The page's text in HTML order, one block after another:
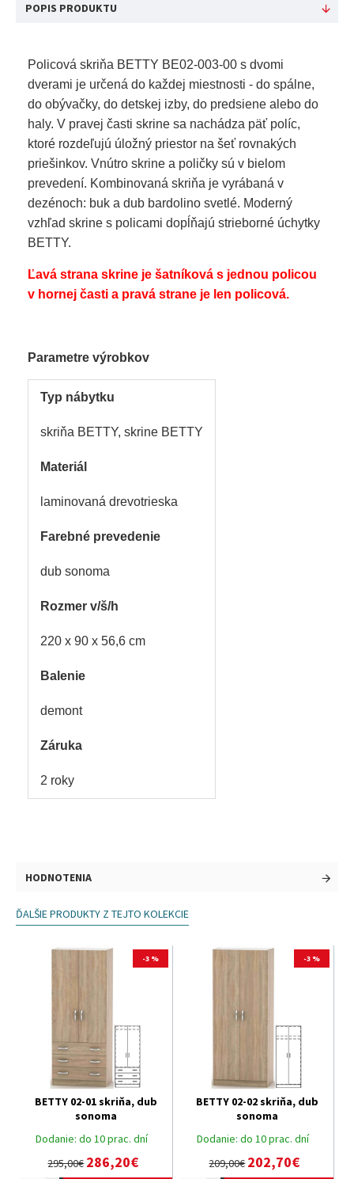
POPIS PRODUKTU
Policová skriňa BETTY BE02-003-00 s dvomi
dverami je určená do každej miestnosti - do spálne,
do obývačky, do detskej izby, do predsiene alebo do
haly. V pravej časti skrine sa nachádza päť políc,
ktoré rozdeľujú úložný priestor na šeť rovnakých
priešinkov. Vnútro skrine a poličky sú v bielom
prevedení. Kombinovaná skriňa je vyrábaná v
dezénoch: buk a dub bardolino svetlé. Moderný
vzhľad skrine s policami dopĺňajú strieborné úchytky
BETTY.
Ľavá strana skrine je šatníková s jednou policou
v hornej časti a pravá strane je len policová.
Parametre výrobkov
Typ nábytku
skriňa BETTY, skrine BETTY
Materiál
laminovaná drevotrieska
Farebné prevedenie
dub sonoma
Rozmer v/š/h
220 x 90 x 56,6 cm
Balenie
demont
Záruka
2 roky
HODNOTENIA
ĎALŠIE PRODUKTY Z TEJTO KOLEKCIE
-3 %
Dodanie: do 10 prac. dní
BETTY 02-01 skriňa, dub
sonoma
295,00€286,20€
-3 %
Dodanie: do 10 prac. dní
BETTY 02-02 skriňa, dub
sonoma
209,00€202,70€